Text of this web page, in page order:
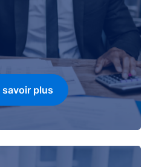
savoir plus